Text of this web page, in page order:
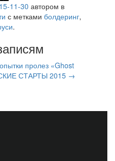
11-30 автором в
с метками болдеринг,
.
пролез «Ghost
СТАРТЫ 2015 →